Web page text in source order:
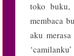
toko buku,
membaca
aku